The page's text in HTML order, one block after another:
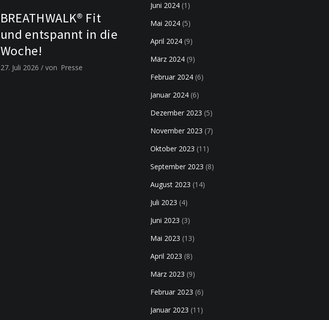
BREATHWALK® Fit
und entspannt in die
Woche!
27. Juli 2026 von Presse
Juni 2024(1)
Mai 2024(5)
April 2024(9)
März 2024(9)
Februar 2024(6)
Januar 2024(6)
Dezember 2023 (5)
November 2023 (7)
Oktober 2023 (11)
September 2023 (8)
August 2023 (14)
Juli 2023 (4)
Juni 2023 (3)
Mai 2023 (13)
April 2023 (8)
März 2023 (9)
Februar 2023 (6)
Januar 2023 (11)